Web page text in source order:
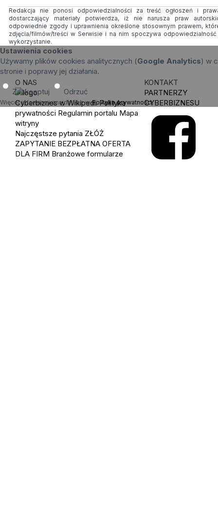
Redakcja nie ponosi odpowiedzialności za treść ogłoszeń i
dostarczający materiały potwierdza, iż nie narusza praw
odpowiednie zgody i uprawnienia określone stosownym prawem,
zdjęcia/filmów/treści w Serwisie i na nim spoczywa
wykorzystanie.
Ustawienia cookies
Używamy plików cookies analitycznych (Google Analytics) w
stronie i poprawy jej działania.
Zaakceptuj Odrzuć
Więcej informacji znajdziesz wPolityka prywatności.
O NAS
Cyberbiznes w Wikipedii Polityka
prywatności Regulamin portalu Mapa
witryny
Najczęstsze pytania ZŁÓŻ
ZAPYTANIE BEZPŁATNA OFERTA
DLA FIRM Branżowe formularze
KONTAKT
PARTNERZY
CYBERBIZNESU